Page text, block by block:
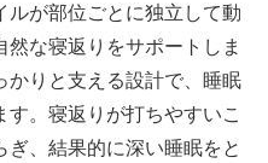
ルが部位ごとに独立して動
然な寝返りをサポートしま
かりと支える設計で、睡眠
。寝返りが打ちやすいこ
ぎ、結果的に深い睡眠をと